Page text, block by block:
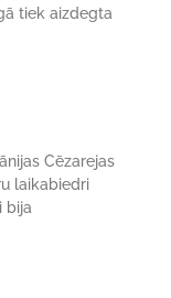
tiek aizdegta
Cēzarejas
laikabiedri
bija